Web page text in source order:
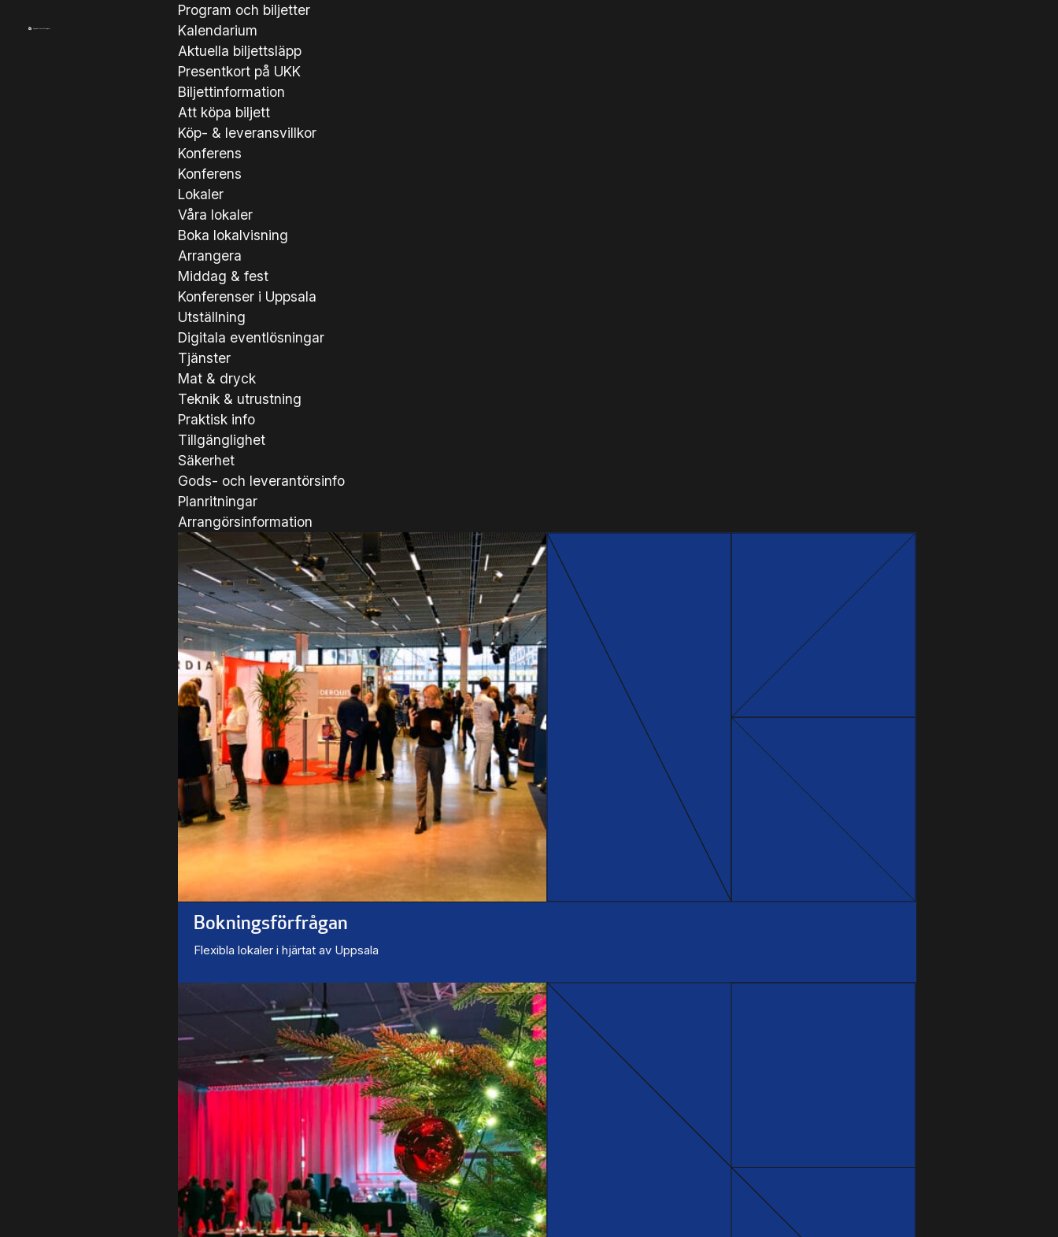
Program och biljetter
Kalendarium
Aktuella biljettsläpp
Presentkort på UKK
Biljettinformation
Att köpa biljett
Köp- & leveransvillkor
Konferens
Konferens
Lokaler
Våra lokaler
Boka lokalvisning
Arrangera
Middag & fest
Konferenser i Uppsala
Utställning
Digitala eventlösningar
Tjänster
Mat & dryck
Teknik & utrustning
Praktisk info
Tillgänglighet
Säkerhet
Gods- och leverantörsinfo
Planritningar
Arrangörsinformation
Bokningsförfrågan
Flexibla lokaler i hjärtat av Uppsala